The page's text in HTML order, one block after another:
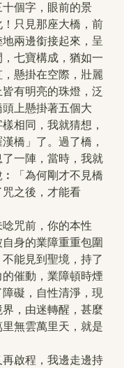
個字，眼前的景
只見那座大橋，前
兩邊銜接起來，呈
七寶構成，猶如一
懸掛在空際，壯麗
有明亮的珠燈，泛
上懸掛著五個大
相同，我就猜想，
橋」了。過了橋，
一陣，當時，我就
「為何剛才不見橋
之後，才能看
咒前，你的本性
自身的業障重重包圍
能見到聖境，持了
催動，業障頓時煙
礙，自性清淨，現
，由迷轉醒，甚麼
無雲萬里天，就是
啟程，我邊走邊持